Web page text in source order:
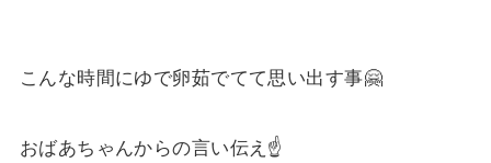
こんな時間にゆで卵茹でてて思い出す事🤗
おばあちゃんからの言い伝え☝️